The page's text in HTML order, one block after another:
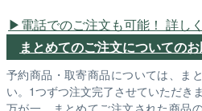
電話でのご注文も可能！ 詳し
まとめてのご注文についての
予約商品・取寄商品については、ま
い。1つずつ注文完了させていただき